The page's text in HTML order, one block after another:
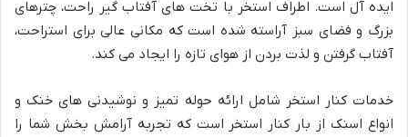
ایده آل است. اطراف استخر با تخت های آفتاب گیر راحت، چترهای
بزرگ و فضای سبز آراسته شده است که مکانی عالی برای استراحت،
آفتاب گرفتن و لذت بردن از هوای تازه را ایجاد می کند.
خدمات کنار استخر شامل ارائه حوله تمیز و نوشیدنی های خنک و
انواع اسنک از بار کنار استخر است که تجربه آرامش بخش شما را